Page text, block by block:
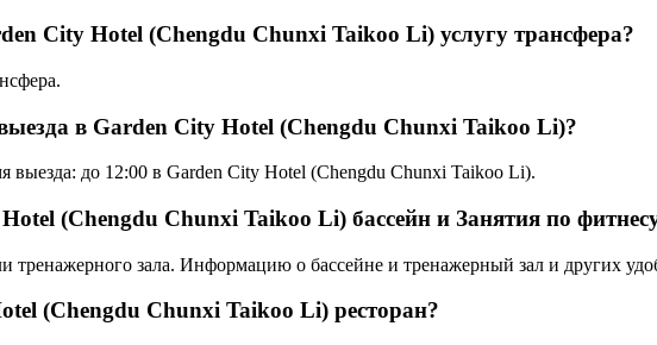
City Hotel (Chengdu Chunxi Taikoo Li) услугу трансфера?
в Garden City Hotel (Chengdu Chunxi Taikoo Li)?
выезда: до 12:00 в Garden City Hotel (Chengdu Chunxi Taikoo Li).
(Chengdu Chunxi Taikoo Li) бассейн и Занятия по
тренажерного зала. Информацию о бассейне и тренажерный зал и других
(Chengdu Chunxi Taikoo Li) ресторан?